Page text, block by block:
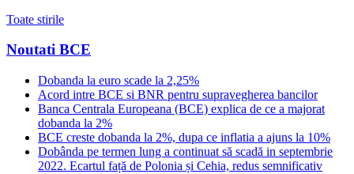
Toate stirile
Noutati BCE
Dobanda la euro scade la 2,25%
Acord intre BCE si BNR pentru supravegherea bancilor
Banca Centrala Europeana (BCE) explica de ce a majorat
dobanda la 2%
BCE creste dobanda la 2%, dupa ce inflatia a ajuns la 10%
Dobânda pe termen lung a continuat să scadă in septembrie
2022. Ecartul față de Polonia și Cehia, redus semnificativ